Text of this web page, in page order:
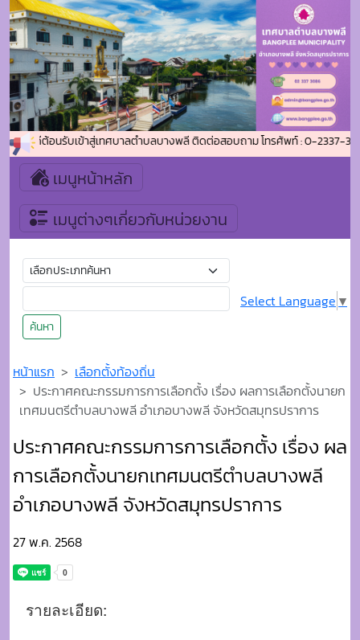
ยินดีต้อนรับเข้าสู่เทศบาลตำบลบางพลี ติดต่อสอบถาม โทรศัพท์ : 0-2337-
เมนูหน้าหลัก
เมนูต่างๆเกี่ยวกับหน่วยงาน
ค้นหา
Select Language ▼
หน้าแรก
เลือกตั้งท้องถิ่น
ประกาศคณะกรรมการการเลือกตั้ง เรื่อง ผลการเลือกตั้งนายก
เทศมนตรีตำบลบางพลี อำเภอบางพลี จังหวัดสมุทรปราการ
ประกาศคณะกรรมการการเลือกตั้ง เรื่อง ผล
การเลือกตั้งนายกเทศมนตรีตำบลบางพลี
อำเภอบางพลี จังหวัดสมุทรปราการ
27 พ.ค. 2568
รายละเอียด: